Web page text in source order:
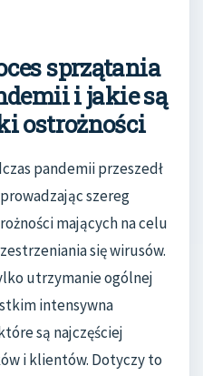
sprzątania
i jakie są
ostrożności
pandemii przeszedł
szereg
mających na celu
się wirusów.
utrzymanie ogólnej
intensywna
są najczęściej
i klientów. Dotyczy to